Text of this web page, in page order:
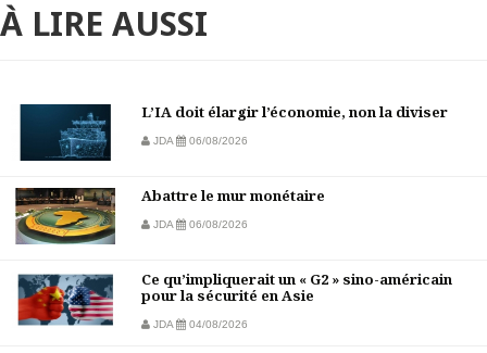
À LIRE AUSSI
L’IA doit élargir l’économie, non la diviser
JDA 06/08/2026
Abattre le mur monétaire
JDA 06/08/2026
Ce qu’impliquerait un « G2 » sino-américain
pour la sécurité en Asie
JDA 04/08/2026